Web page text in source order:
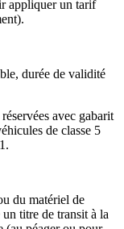
appliquer un tarif
durée de validité
avec gabarit
de classe 5
du matériel de
titre de transit à la